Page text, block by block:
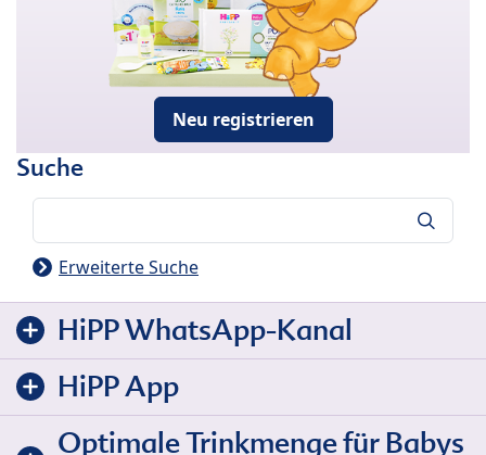
Neu registrieren
Suche
Erweiterte Suche
HiPP WhatsApp-Kanal
HiPP App
Optimale Trinkmenge für Babys